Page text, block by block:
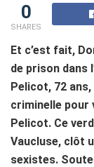
0
SHARES
Et c’est fait,
de prison dans
Pelicot, 72
criminelle pour
Pelicot. Ce
Vaucluse, clôt
sexistes.